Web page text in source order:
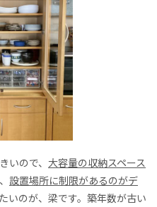
いので、 大容量の収納スペース
設置場所に制限があるのがデ
いのが、梁です。築年数が古い